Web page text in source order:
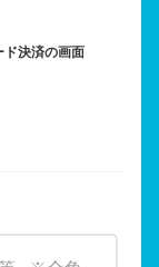
決済の画面